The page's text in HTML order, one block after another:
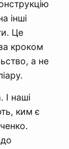
інші
Це
кроком
а не
наші
ким є